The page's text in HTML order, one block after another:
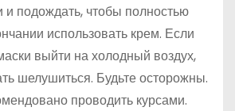
и подождать, чтобы полностью
использовать крем. Если
выйти на холодный воздух,
шелушиться. Будьте осторожны.
проводить курсами.